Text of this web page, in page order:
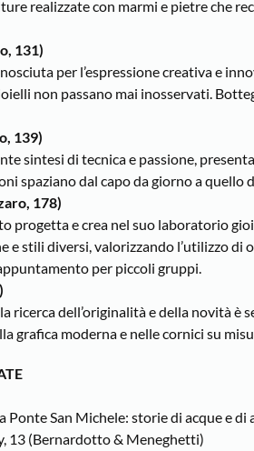
realizzate con marmi e pietre che
131)
per l’espressione creativa e
non passano mai inosservati.
139)
sintesi di tecnica e passione,
spaziano dal capo da giorno a quello
178)
progetta e crea nel suo laboratorio
e stili diversi, valorizzando l’utilizzo
per piccoli gruppi.
ricerca dell’originalità e della novità
grafica moderna e nelle cornici su
Ponte San Michele: storie di acque e
13 (Bernardotto & Meneghetti)